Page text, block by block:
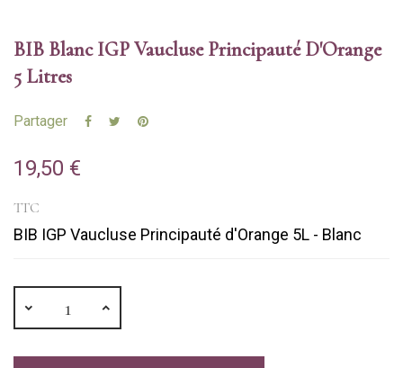
BIB Blanc IGP Vaucluse Principauté D'Orange
5 Litres
Partager
19,50 €
TTC
BIB IGP Vaucluse Principauté d'Orange 5L - Blanc